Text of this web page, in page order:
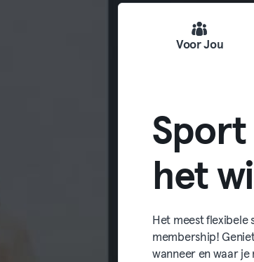
Voor Jou
Sport
het
Het meest flexibele
membership!
wanneer en waar je